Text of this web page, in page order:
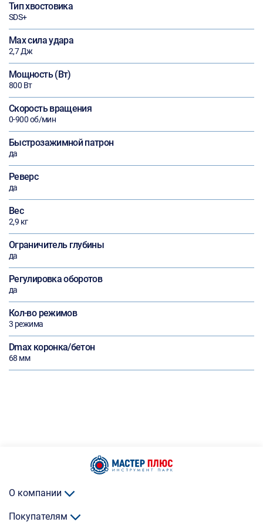
Тип хвостовика
SDS+
Max сила удара
2,7 Дж
Мощность (Вт)
800 Вт
Скорость вращения
0-900 об/мин
Быстрозажимной патрон
да
Реверс
да
Вес
2,9 кг
Ограничитель глубины
да
Регулировка оборотов
да
Кол-во режимов
3 режима
Dmax коронка/бетон
68 мм
О компании
Покупателям